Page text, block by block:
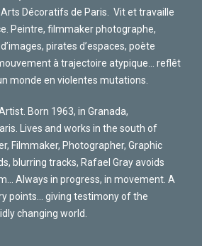
Décoratifs de Paris.
Vit et travaille
Peintre, filmmaker photographe,
pirates d’espaces, poète
à trajectoire atypique… reflêt
monde en violentes mutations.
Born 1963, in Granada,
Lives and works in the south of
Filmmaker, Photographer, Graphic
blurring tracks, Rafael Gray avoids
Always in progress, in movement. A
points… giving testimony of the
changing world.